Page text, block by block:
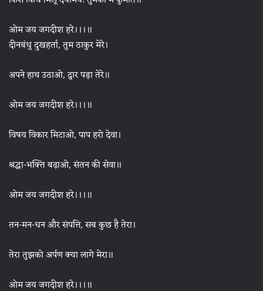
ओम जय जगदीश हरे।।।॥
दीनबंधु दुखहर्ता, तुम ठाकुर मेरे।
अपने हाथ उठाओ, द्वार पड़ा तेरे॥
ओम जय जगदीश हरे।।।॥
विषय विकार मिटाओ, पाप हरो देवा।
श्रद्धा-भक्ति बढ़ाओ, संतन की सेवा॥
ओम जय जगदीश हरे।।।॥
तन-मन-धन और संपत्ति, सब कुछ है तेरा।
तेरा तुझको अर्पण क्या लागे मेरा॥
ओम जय जगदीश हरे।।।॥